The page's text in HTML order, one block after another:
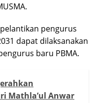
pengurus
dapat dilaksanakan
baru PBMA.
Mathla’ul Anwar